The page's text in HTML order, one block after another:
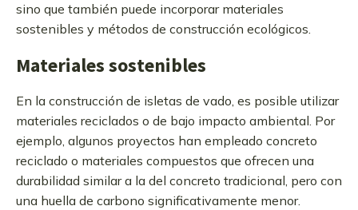
sino que también puede incorporar materiales
sostenibles y métodos de construcción ecológicos.
Materiales sostenibles
En la construcción de isletas de vado, es posible utilizar
materiales reciclados o de bajo impacto ambiental. Por
ejemplo, algunos proyectos han empleado concreto
reciclado o materiales compuestos que ofrecen una
durabilidad similar a la del concreto tradicional, pero con
una huella de carbono significativamente menor.